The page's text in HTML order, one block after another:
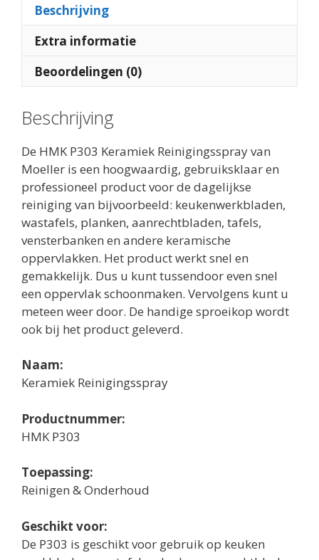
Beschrijving
Extra informatie
Beoordelingen (0)
Beschrijving
De HMK P303 Keramiek Reinigingsspray van
Moeller is een hoogwaardig, gebruiksklaar en
professioneel product voor de dagelijkse
reiniging van bijvoorbeeld: keukenwerkbladen,
wastafels, planken, aanrechtbladen, tafels,
vensterbanken en andere keramische
oppervlakken. Het product werkt snel en
gemakkelijk. Dus u kunt tussendoor even snel
een oppervlak schoonmaken. Vervolgens kunt u
meteen weer door. De handige sproeikop wordt
ook bij het product geleverd.
Naam:
Keramiek Reinigingsspray
Productnummer:
HMK P303
Toepassing:
Reinigen & Onderhoud
Geschikt voor:
De P303 is geschikt voor gebruik op keuken